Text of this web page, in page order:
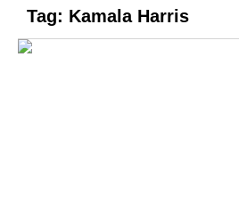
Tag: Kamala Harris